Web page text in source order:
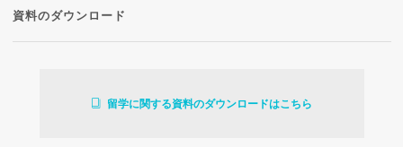
資料のダウンロード
留学に関する資料のダウンロードはこちら